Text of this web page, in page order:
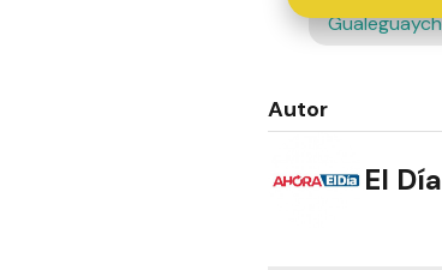
Autor
El